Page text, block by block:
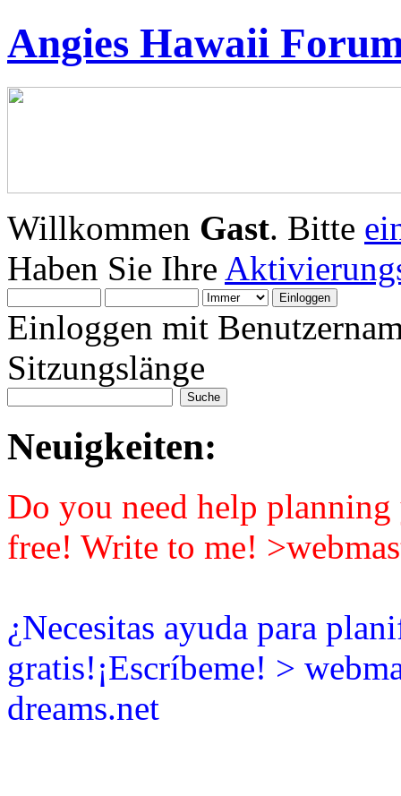
Angies Hawaii
Willkommen Gast. Bitte
Haben Sie Ihre
Einloggen mit
Sitzungslänge
Neuigkeiten:
Do you need help
free! Write to me!
¿Necesitas ayuda para
gratis!¡Escríbeme! >
dreams.net